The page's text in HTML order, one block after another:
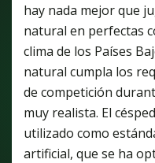
hay nada mejor que
natural en perfectas
clima de los Países
natural cumpla los
de competición
muy realista. El
utilizado como
artificial, que se ha